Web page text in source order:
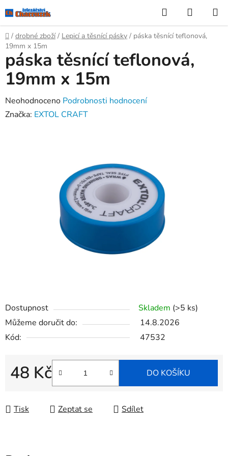
na
obsah
Hledat
KOŠÍK
Domů
/ drobné zboží / Lepicí a těsnící pásky / páska těsnící teflonová,
19mm x 15m
Dostupnost Skladem (>5 ks)
Můžeme doručit do:
14.8.2026
Kód:
47532
48 Kč
Měrná cena:
DO KOŠÍKU
Tisk Zeptat se Sdílet
páska těsnící teflonová,
19mm x 15m
Průměrné
hodnocení
Neohodnoceno Podrobnosti hodnocení
Značka: EXTOL CRAFT